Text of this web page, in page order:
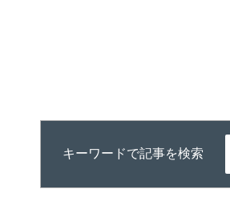
キーワードで記事を検索